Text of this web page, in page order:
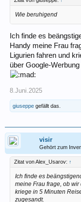
Wie beruhigend
Ich finde es
Handy meine Frau
Ligurien fahren und
über Google-
8.Juni.2025
giuseppe gefällt das.
visir
Gehört zum
Zitat von Alex_Usarov: ↑
Ich finde es
meine Frau frage, ob
kriege in 5 Minuten
zugesandt.